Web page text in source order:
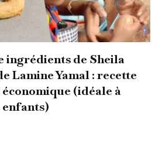
ingrédients de Sheila
Lamine Yamal : recette
(idéale à
enfants)